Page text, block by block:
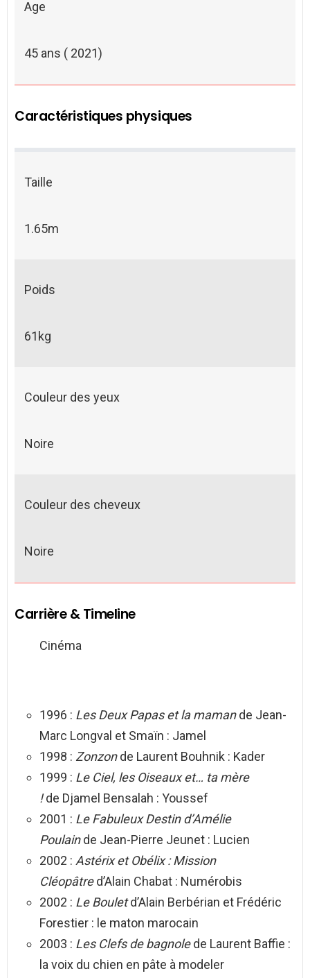
Age
45 ans ( 2021)
Caractéristiques physiques
Taille
1.65m
Poids
61kg
Couleur des yeux
Noire
Couleur des cheveux
Noire
Carrière & Timeline
Cinéma
1996 : Les Deux Papas et la mamande Jean-
Marc Longval et Smaïn : Jamel
1998 : Zonzonde Laurent Bouhnik : Kader
1999 : Le Ciel, les Oiseaux et… ta mère
!de Djamel Bensalah : Youssef
2001 : Le Fabuleux Destin d’Amélie
Poulainde Jean-Pierre Jeunet : Lucien
2002 : Astérix et Obélix : Mission
Cléopâtred’Alain Chabat : Numérobis
2002 : Le Bouletd’Alain Berbérian et Frédéric
Forestier : le maton marocain
2003 : Les Clefs de bagnolede Laurent Baffie :
la voix du chien en pâte à modeler